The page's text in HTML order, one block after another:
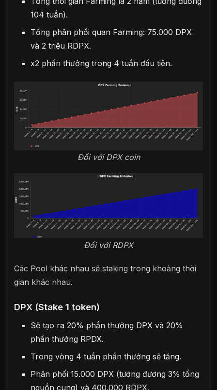
104 tuần).
Tổng phân phối quan Farming: 75.000 DPX
và 2 triệu RDPX.
x2 phần thưởng trong 4 tuần đầu tiên.
Đối với DPX coin
Đối với RDPX
Các Pool khác nhau sẽ staking trong khoảng thời
gian khác nhau.
DPX (Stake 1 token)
Sẽ tạo ra 20% phần thưởng DPX và 20%
phần thưởng RPDX.
Trong vòng 4 tuần phần thưởng sẽ tăng.
Phân phối 15.000 DPX (tương đương 3% tổng
nguồn cung) và 400.000 RDPX.